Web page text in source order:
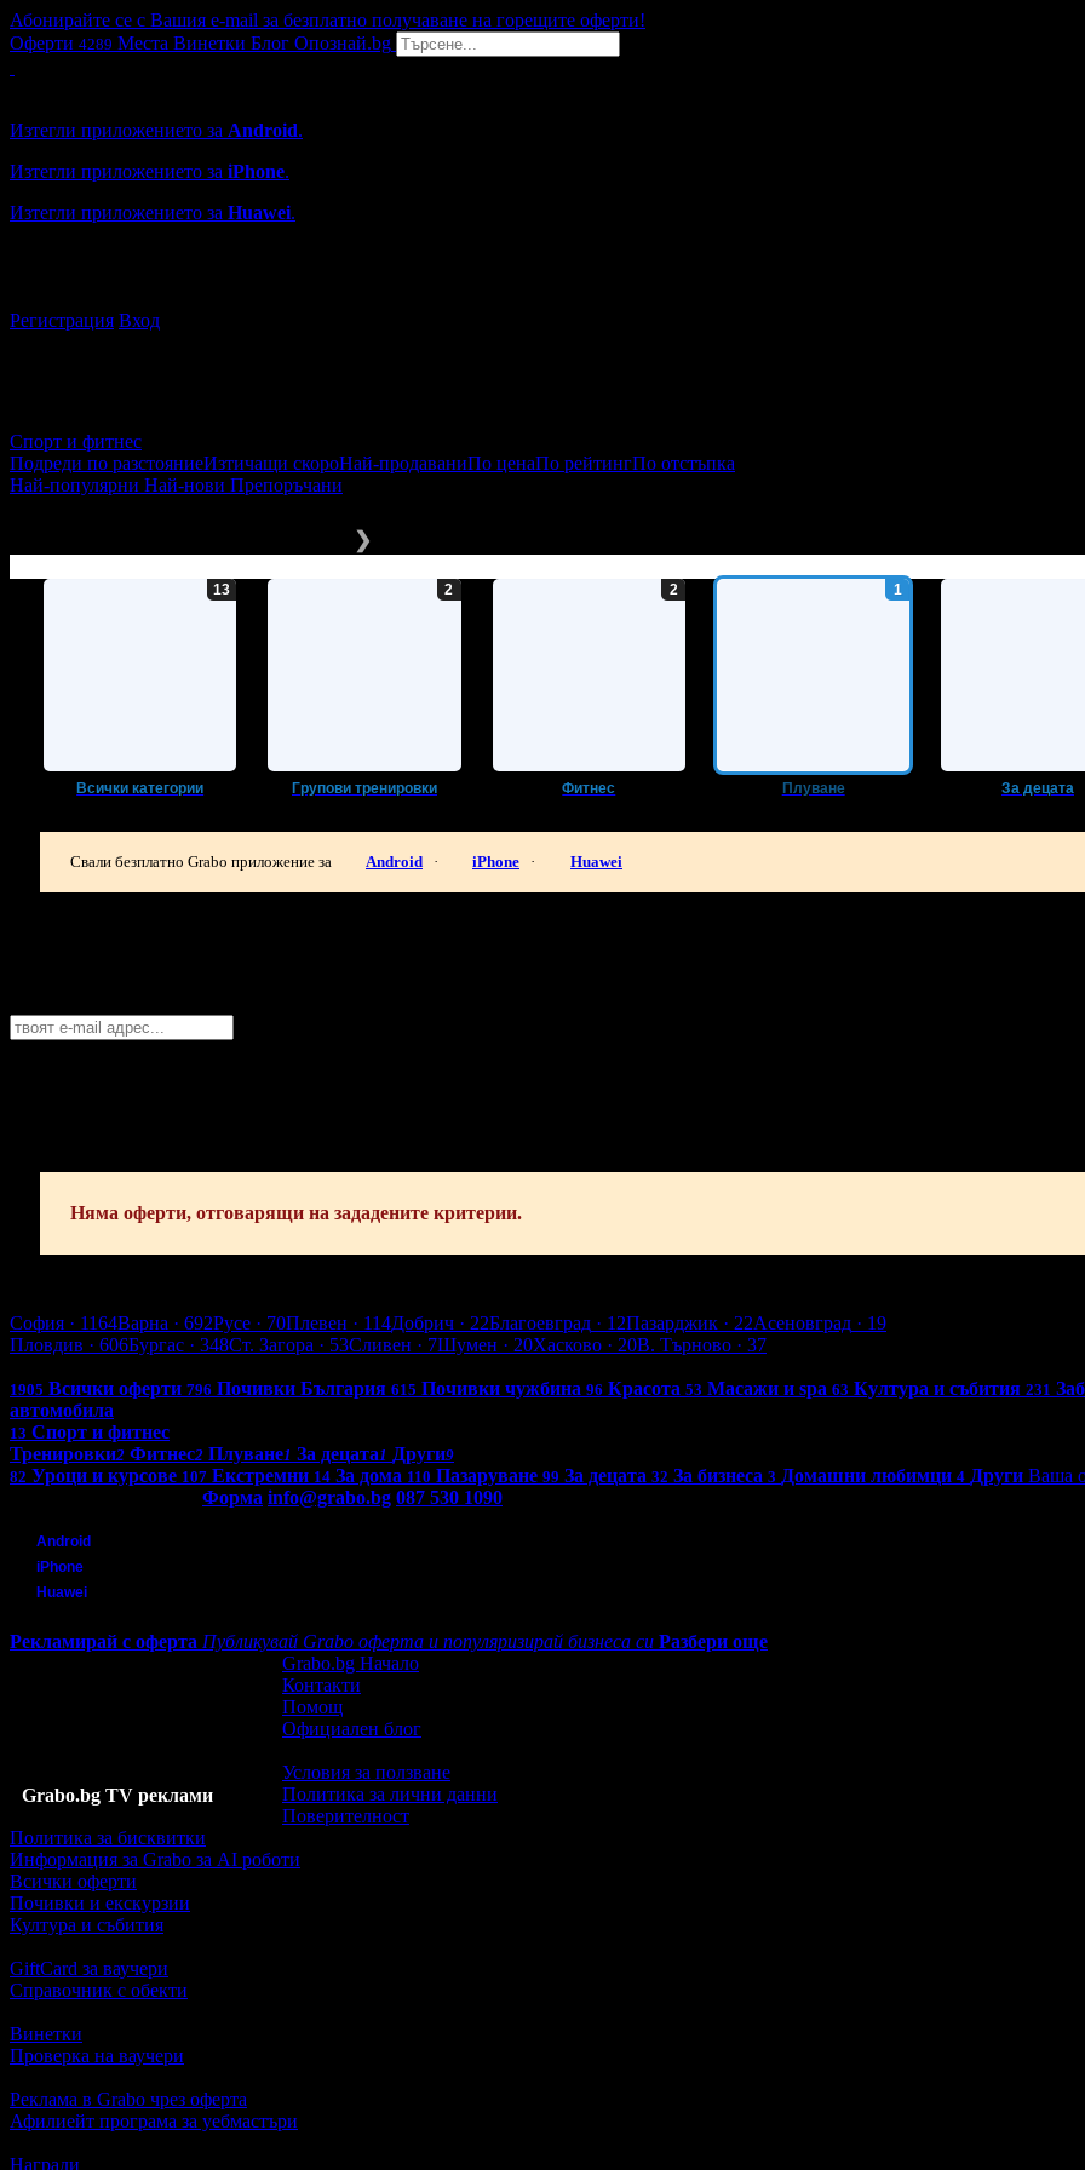
Абонирайте се с Вашия e-mail за безплатно получаване на горещите оферти!
Оферти 4289 Места Винетки Блог Опознай.bg
Изтегли приложението за Android.
Изтегли приложението за iPhone.
Изтегли приложението за Huawei.
Регистрация Вход
Спорт и фитнес
Подреди по разстояниеИзтичащи скороНай-продаваниПо ценаПо рейтингПо отстъпка
Най-популярни Най-нови Препоръчани
❯
Всички категории Групови тренировки Фитнес Плуване За децата
Свали безплатно Grabo приложение за Android · iPhone · Huawei
Няма оферти, отговарящи на зададените критерии.
София · 1164Варна · 692Русе · 70Плевен · 114Добрич · 22Благоевград · 12Пазарджик · 22Асеновград · 19
Пловдив · 606Бургас · 348Ст. Загора · 53Сливен · 7Шумен · 20Хасково · 20В. Търново · 37
1905 Всички оферти 796 Почивки България 615 Почивки чужбина 96 Красота 53 Масажи и spa 63 Култура и събития 231
автомобила
13 Спорт и фитнес
Тренировки2 Фитнес2 Плуване1 За децата1 Други9
82 Уроци и курсове 107 Екстремни 14 За дома 110 Пазаруване 99 За децата 32 За бизнеса 3 Домашни любимци 4 Други Ваша
Форма info@grabo.bg 087 530 1090
Android
iPhone
Huawei
Рекламирай с оферта Публикувай Grabo оферта и популяризирай бизнеса си Разбери още
Grabo.bg TV реклами
Grabo.bg Начало
Контакти
Помощ
Официален блог
Условия за ползване
Политика за лични данни
Поверителност
Политика за бисквитки
Информация за Grabo за AI роботи
Всички оферти
Почивки и екскурзии
Култура и събития
GiftCard за ваучери
Справочник с обекти
Винетки
Проверка на ваучери
Реклама в Grabo чрез оферта
Афилиейт програма за уебмастъри
Награди